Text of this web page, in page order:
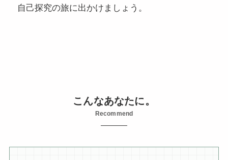
自己探究の旅に出かけましょう。
こんなあなたに。
Recommend